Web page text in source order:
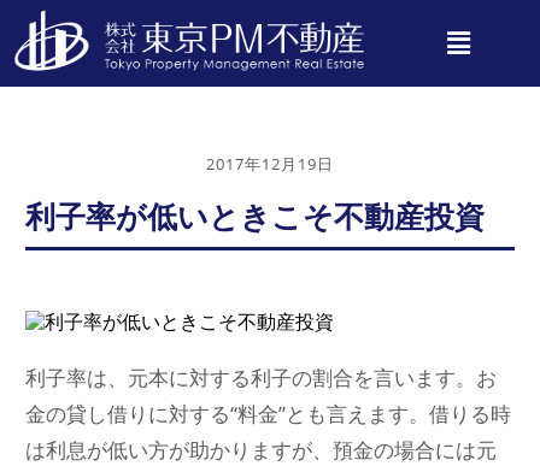
2017年12月19日
利子率が低いときこそ不動産投資
利子率は、元本に対する利子の割合を言います。お
金の貸し借りに対する“料金”とも言えます。借りる時
は利息が低い方が助かりますが、預金の場合には元